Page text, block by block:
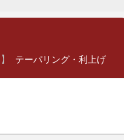
テーパリング・利上げ